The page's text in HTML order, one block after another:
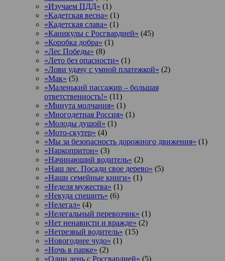
«Изучаем ПДД» (1)
«Кадетская весна» (1)
«Кадетская слава» (1)
«Каникулы с Росгвардией» (45)
«Коробка добра» (1)
«Лес Победы» (8)
«Лето без опасности» (1)
«Лови удачу с умной платежкой» (2)
«Мак» (5)
«Маленький пассажир – большая
ответственность!» (11)
«Минута молчания» (1)
«Многодетная Россия» (1)
«Молоды душой» (1)
«Мото-скутер» (4)
«Мы за безопасность дорожного движения» (1)
«Наркопритон» (3)
«Начинающий водитель» (2)
«Наш лес. Посади свое дерево» (5)
«Наши семейные книги» (1)
«Неделя мужества» (1)
«Некуда спешить» (6)
«Нелегал» (4)
«Нелегальный перевозчик» (1)
«Нет ненависти и вражде» (2)
«Нетрезвый водитель» (15)
«Новогоднее чудо» (1)
«Ночь в парке» (2)
«Один день с Росгвардией» (5)